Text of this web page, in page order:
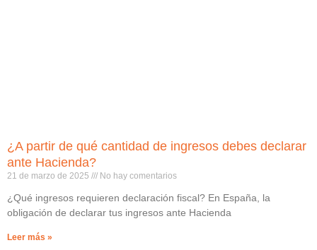
¿A partir de qué cantidad de ingresos debes declarar
ante Hacienda?
21 de marzo de 2025 No hay comentarios
¿Qué ingresos requieren declaración fiscal? En España, la
obligación de declarar tus ingresos ante Hacienda
Leer más »